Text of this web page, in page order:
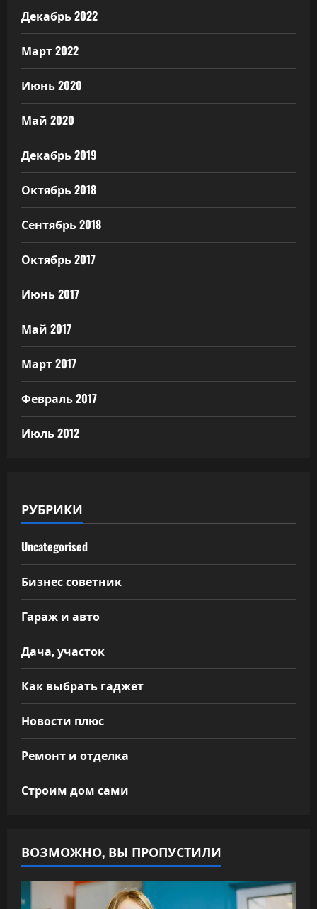
Декабрь 2022
Март 2022
Июнь 2020
Май 2020
Декабрь 2019
Октябрь 2018
Сентябрь 2018
Октябрь 2017
Июнь 2017
Май 2017
Март 2017
Февраль 2017
Июль 2012
РУБРИКИ
Uncategorised
Бизнес советник
Гараж и авто
Дача, участок
Как выбрать гаджет
Новости плюс
Ремонт и отделка
Строим дом сами
ВОЗМОЖНО, ВЫ ПРОПУСТИЛИ